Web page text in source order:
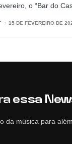
o “Bar do
15 DE FEVEREIRO DE
essa
da música para